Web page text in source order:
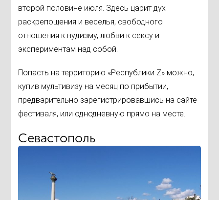
второй половине июля. Здесь царит дух
раскрепощения и веселья, свободного
отношения к нудизму, любви к сексу и
экспериментам над собой.
Попасть на территорию «Республики Z» можно,
купив мультивизу на месяц по прибытии,
предварительно зарегистрировавшись на сайте
фестиваля, или однодневную прямо на месте.
Севастополь